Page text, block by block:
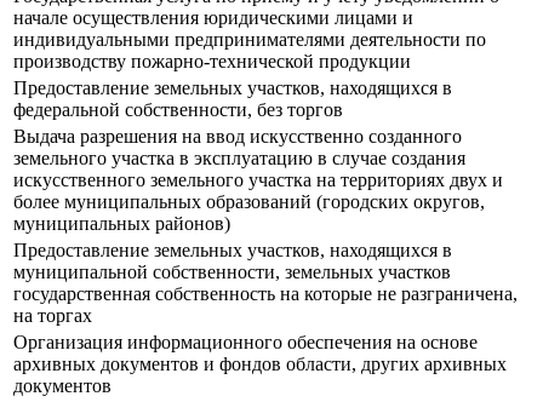
начале осуществления юридическими лицами и
индивидуальными предпринимателями деятельности по
производству пожарно-технической продукции
Предоставление земельных участков, находящихся в
федеральной собственности, без торгов
Выдача разрешения на ввод искусственно созданного
земельного участка в эксплуатацию в случае создания
искусственного земельного участка на территориях двух и
более муниципальных образований (городских округов,
муниципальных районов)
Предоставление земельных участков, находящихся в
муниципальной собственности, земельных участков
государственная собственность на которые не разграничена,
на торгах
Организация информационного обеспечения на основе
архивных документов и фондов области, других архивных
документов